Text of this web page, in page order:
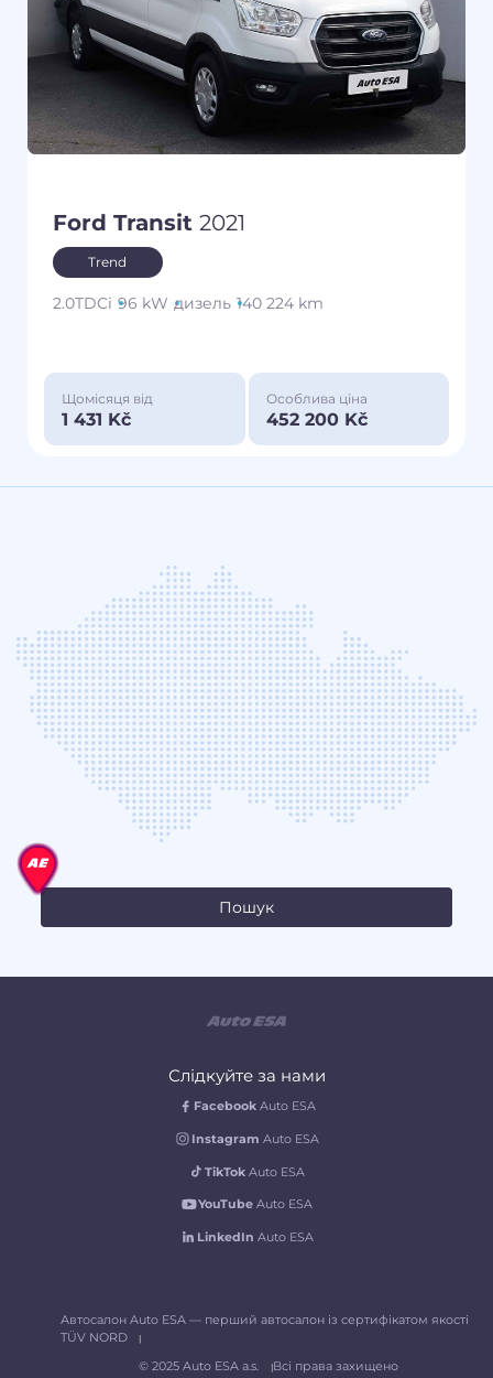
Ford Transit 2021
Trend
2.0TDCi 96 kW дизель 140 224 km
Щомісяця від
1 431 Kč
Особлива ціна
452 200 Kč
Слідкуйте за нами
Facebook Auto ESA
Instagram Auto ESA
TikTok Auto ESA
YouTubeAuto ESA
LinkedIn Auto ESA
Автосалон Auto ESA — перший автосалон із сертифікатом якості
TÜV NORD
© 2025 Auto ESA a.s.
Всі права захищено